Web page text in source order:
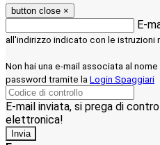
button close ×
E-
all'indirizzo indicato con le istruzioni
Non hai una e-mail associata al
password tramite la Login Spaggiari
E-mail inviata, si prega di
elettronica!